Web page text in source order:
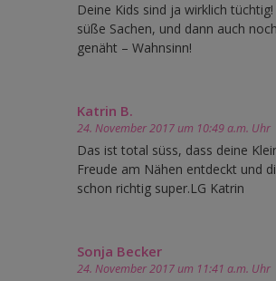
Deine Kids sind ja wirklich
süße Sachen, und dann auch
genäht – Wahnsinn!
Katrin B.
24. November 2017 um 10:49 a.m. Uhr
Das ist total süss, dass deine
Freude am Nähen entdeckt und
schon richtig super.LG Katrin
Sonja Becker
24. November 2017 um 11:41 a.m. Uhr